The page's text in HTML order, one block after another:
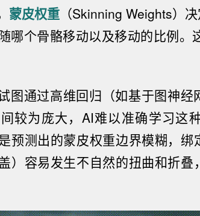
蒙皮权重（Skinning Weights）
哪个骨骼移动以及移动的比例。
图通过高维回归 （如基于图神经
较为庞大，AI难以准确学习这
预测出的蒙皮权重边界模糊，绑
） 容易发生不自然的扭曲和折叠